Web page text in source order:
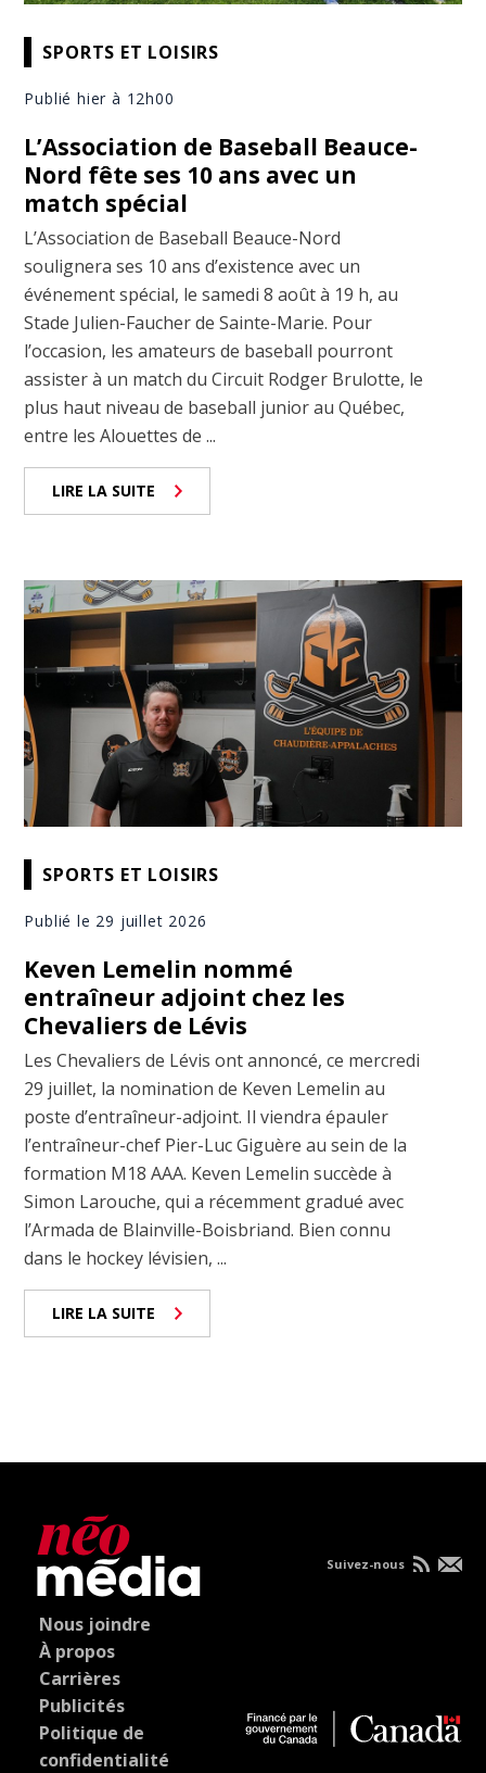
SPORTS ET LOISIRS
Publié hier à 12h00
L’Association de Baseball Beauce-
Nord fête ses 10 ans avec un
match spécial
L’Association de Baseball Beauce-Nord
soulignera ses 10 ans d’existence avec un
événement spécial, le samedi 8 août à 19 h, au
Stade Julien-Faucher de Sainte-Marie. Pour
l’occasion, les amateurs de baseball pourront
assister à un match du Circuit Rodger Brulotte, le
plus haut niveau de baseball junior au Québec,
entre les Alouettes de ...
LIRE LA SUITE
SPORTS ET LOISIRS
Publié le 29 juillet 2026
Keven Lemelin nommé
entraîneur adjoint chez les
Chevaliers de Lévis
Les Chevaliers de Lévis ont annoncé, ce mercredi
29 juillet, la nomination de Keven Lemelin au
poste d’entraîneur-adjoint. Il viendra épauler
l’entraîneur-chef Pier-Luc Giguère au sein de la
formation M18 AAA. Keven Lemelin succède à
Simon Larouche, qui a récemment gradué avec
l’Armada de Blainville-Boisbriand. Bien connu
dans le hockey lévisien, ...
LIRE LA SUITE
Nous joindre
À propos
Carrières
Publicités
Politique de
confidentialité
Suivez-nous